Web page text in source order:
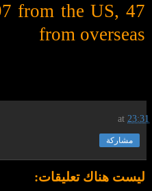
from the US, 47
from overseas
at23:31
مشاركة
ليست هناك تعليقات: